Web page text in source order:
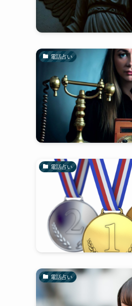
電話占い
電話占い
電話占い